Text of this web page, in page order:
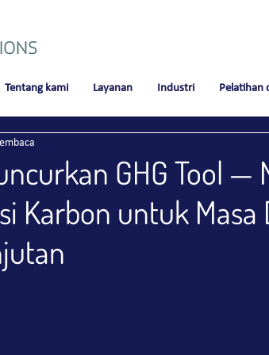
Tentang kami Layanan Industri Pelatihan
GHG Tool
Karbon untuk Masa